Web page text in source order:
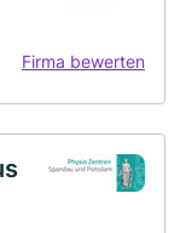
Firma bewerten